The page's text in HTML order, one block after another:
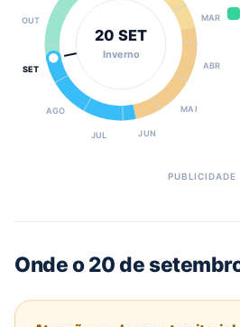
MAR
ABR
MAI
JUN
JUL
AGO
SET
OUT
20 SET
Inverno
Onde o 20 de